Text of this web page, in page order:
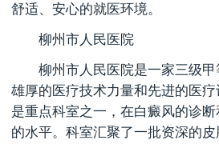
舒适、安心的就医环境。
柳州市人民医院
柳州市人民医院是一家三级
雄厚的医疗技术力量和先进的医
是重点科室之一，在白癜风的诊
的水平。科室汇聚了一批资深的